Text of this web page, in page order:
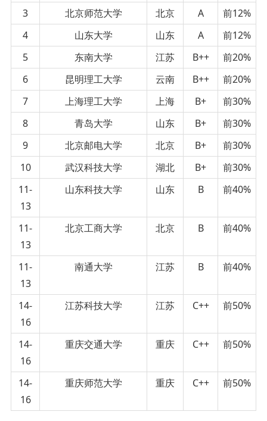
3
北京师范大学 北京 A
前12%
4
山东大学 山东 A
前12%
5
东南大学 江苏 B++
前20%
6
昆明理工大学 云南 B++
前20%
7
上海理工大学 上海 B+
前30%
8
青岛大学 山东 B+
前30%
9
北京邮电大学 北京 B+
前30%
10
武汉科技大学 湖北 B+
前30%
11-
13
山东科技大学 山东 B 前40%
11-
13
北京工商大学 北京 B 前40%
11-
13
南通大学 江苏 B 前40%
14-
16
江苏科技大学 江苏 C++ 前50%
14-
16
重庆交通大学 重庆 C++ 前50%
14-
16
重庆师范大学 重庆 C++ 前50%